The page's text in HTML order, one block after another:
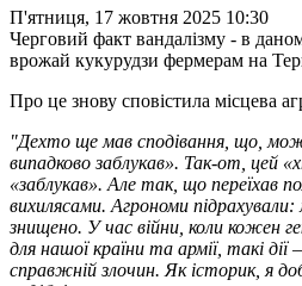
П'ятниця, 17 жовтня 2025 10:30
Черговий факт вандалізму - в
врожай кукурудзи фермерам на
Про це знову сповістила місцева
"Дехто ще мав сподівання, що,
випадково заблукав». Так-от, цей
«заблукав». Але так, що переїхав
вихилясами. Агрономи
знищено. У час війни, коли кожен
для нашої країни та армії, такі
справжній злочин. Як історик, я